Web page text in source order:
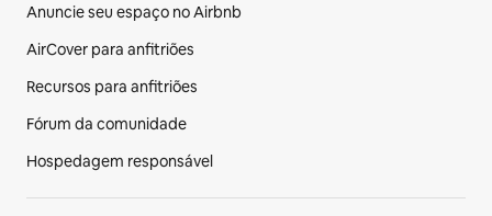
Anuncie seu espaço no Airbnb
AirCover para anfitriões
Recursos para anfitriões
Fórum da comunidade
Hospedagem responsável